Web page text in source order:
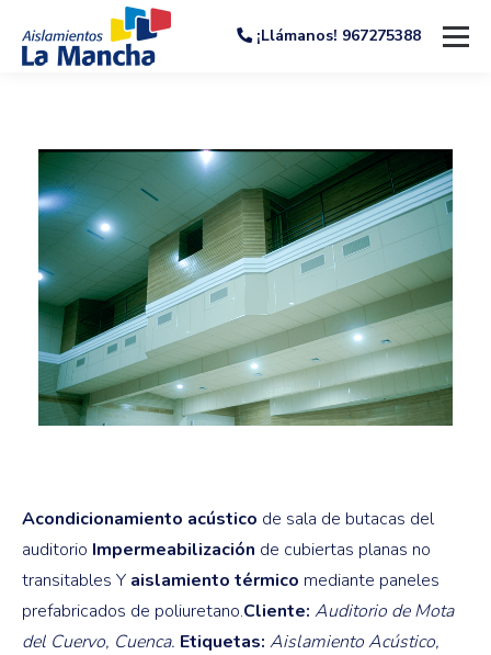
¡Llámanos! 967275388
Acondicionamiento acústico de sala de butacas del
auditorio Impermeabilización de cubiertas planas no
transitables Y aislamiento térmico mediante paneles
prefabricados de poliuretano.Cliente: Auditorio de Mota
del Cuervo, Cuenca. Etiquetas: Aislamiento Acústico,